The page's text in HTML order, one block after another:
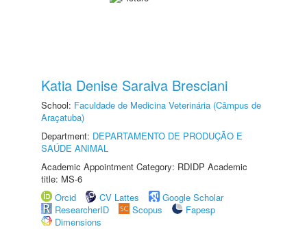
Katia Denise Saraiva Bresciani
School: Faculdade de Medicina Veterinária (Câmpus de
Araçatuba)
Department: DEPARTAMENTO DE PRODUÇÃO E
SAÚDE ANIMAL
Academic Appointment Category: RDIDP Academic
title: MS-6
Orcid
CV Lattes
Google Scholar
ResearcherID
Scopus
Fapesp
Dimensions